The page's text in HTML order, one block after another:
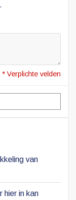
* Verplichte velden
van
hier in kan